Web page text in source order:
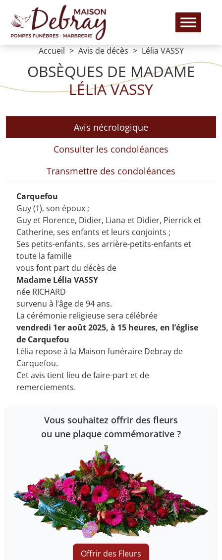
Accueil Avis de décès Lélia VASSY
OBSÈQUES DE MADAME
LÉLIA VASSY
Avis nécrologique
Consulter les condoléances
Transmettre des condoléances
Carquefou
Guy (†), son époux ;
Guy et Florence, Didier, Liana et Didier, Pierrick et
Catherine, ses enfants et leurs conjoints ;
Ses petits-enfants, ses arrière-petits-enfants et
toute la famille
vous font part du décès de
Madame Lélia VASSY
née RICHARD
survenu à l’âge de 94 ans.
La cérémonie religieuse sera célébrée
vendredi 1er août 2025, à 15 heures, en l’église
de Carquefou
Lélia repose à la Maison funéraire Debray de
Carquefou.
Cet avis tient lieu de faire-part et de
remerciements.
Vous souhaitez offrir des fleurs
ou une plaque commémorative ?
Offrir des Fleurs